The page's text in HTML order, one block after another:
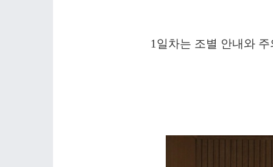
1일차는 조별 안내와